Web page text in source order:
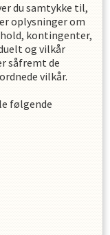
du samtykke til,
oplysninger om
kontingenter,
og vilkår
såfremt de
vilkår.
følgende